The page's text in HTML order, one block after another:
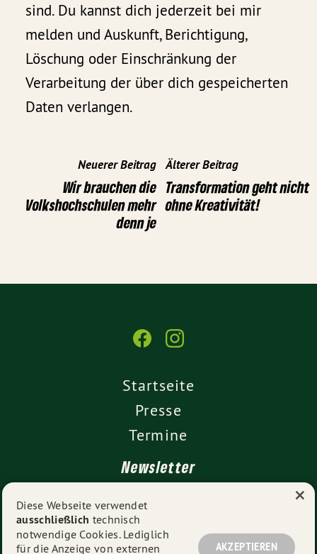
sind. Du kannst dich jederzeit bei mir
melden und Auskunft, Berichtigung,
Löschung oder Einschränkung der
Verarbeitung der über dich gespeicherten
Daten verlangen.
Neuerer Beitrag
Wir brauchen die
Volkshochschulen mehr
denn je
Älterer Beitrag
Transformation geht nicht
ohne Kreativität!
Startseite
Presse
Termine
Newsletter
Impressum
Datenschutz
Diese Webseite verwendet
ausschließlich technisch
notwendige Cookies. Lediglich
für die Anzeige von externen
AKZEPTIEREN
×